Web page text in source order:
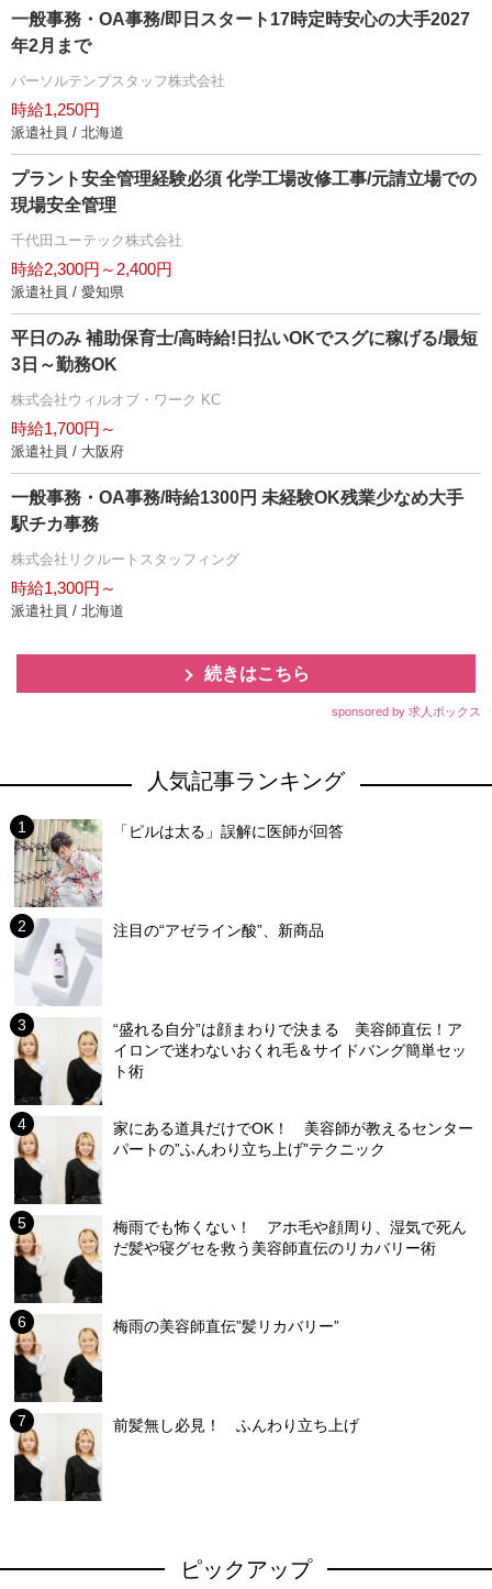
一般事務・OA事務/即日スタート17時定時安心の大手2027
年2月まで
パーソルテンプスタッフ株式会社
時給1,250円
派遣社員 / 北海道
プラント安全管理経験必須 化学工場改修工事/元請立場での
現場安全管理
千代田ユーテック株式会社
時給2,300円～2,400円
派遣社員 / 愛知県
平日のみ 補助保育士/高時給!日払いOKでスグに稼げる/最短
3日～勤務OK
株式会社ウィルオブ・ワーク KC
時給1,700円～
派遣社員 / 大阪府
一般事務・OA事務/時給1300円 未経験OK残業少なめ大手
駅チカ事務
株式会社リクルートスタッフィング
時給1,300円～
派遣社員 / 北海道
続きはこちら
sponsored by 求人ボックス
人気記事ランキング
「ピルは太る」誤解に医師が回答
注目の“アゼライン酸”、新商品
“盛れる自分”は顔まわりで決まる 美容師直伝！ア
イロンで迷わないおくれ毛＆サイドバング簡単セッ
ト術
家にある道具だけでOK！ 美容師が教えるセンター
パートの”ふんわり立ち上げ”テクニック
梅雨でも怖くない！ アホ毛や顔周り、湿気で死ん
だ髪や寝グセを救う美容師直伝のリカバリー術
梅雨の美容師直伝”髪リカバリー”
前髪無し必見！ ふんわり立ち上げ
ピックアップ